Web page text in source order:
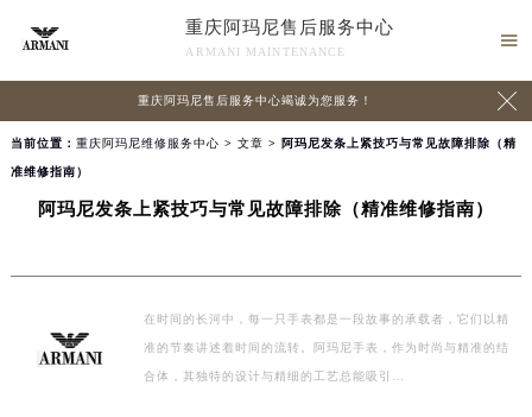
重庆阿玛尼售后服务中心
ARMANI MAINTENANCE

重庆阿玛尼售后服务中心竭诚为您服务！ 
当前位置： 重庆阿玛尼维修服务中心 > 文章 > 阿玛尼发条上紧技巧与常见故障排除（精
准维修指南）
阿玛尼发条上紧技巧与常见故障排除（精准维修指南）
在时间的长河中，每一只手表都是一段故事的承载者，它们以精
准的节奏讲述着时间的流转。阿玛尼手表，作为时尚与精准的结
合体，其独特的设计与精细的工艺总能吸引…